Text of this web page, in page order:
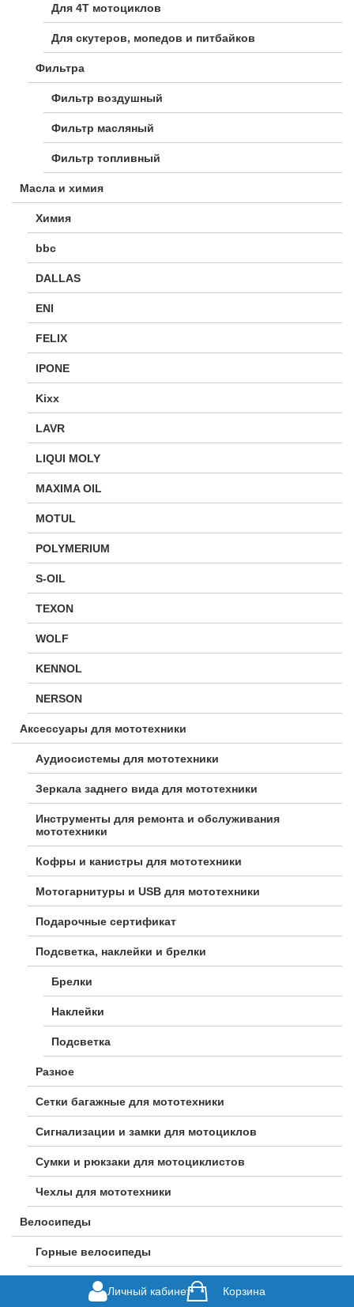
Для 4Т мотоциклов
Для скутеров, мопедов и питбайков
Фильтра
Фильтр воздушный
Фильтр масляный
Фильтр топливный
Масла и химия
Химия
bbc
DALLAS
ENI
FELIX
IPONE
Kixx
LAVR
LIQUI MOLY
MAXIMA OIL
MOTUL
POLYMERIUM
S-OIL
TEXON
WOLF
KENNOL
NERSON
Аксессуары для мототехники
Аудиосистемы для мототехники
Зеркала заднего вида для мототехники
Инструменты для ремонта и обслуживания
мототехники
Кофры и канистры для мототехники
Мотогарнитуры и USB для мототехники
Подарочные сертификат
Подсветка, наклейки и брелки
Брелки
Наклейки
Подсветка
Разное
Сетки багажные для мототехники
Сигнализации и замки для мотоциклов
Сумки и рюкзаки для мотоциклистов
Чехлы для мототехники
Велосипеды
Горные велосипеды
Городские велосипеды
Личный кабинет Корзина